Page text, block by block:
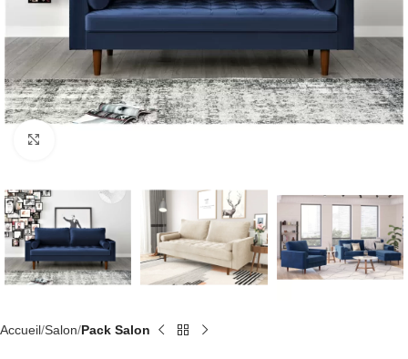
Accueil Salon Pack Salon